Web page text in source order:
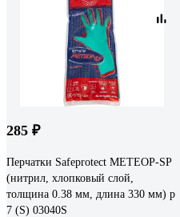
285 ₽
Перчатки Safeprotect МЕТЕОР-SP
(нитрил, хлопковый слой,
толщина 0.38 мм, длина 330 мм) р
7 (S) 03040S